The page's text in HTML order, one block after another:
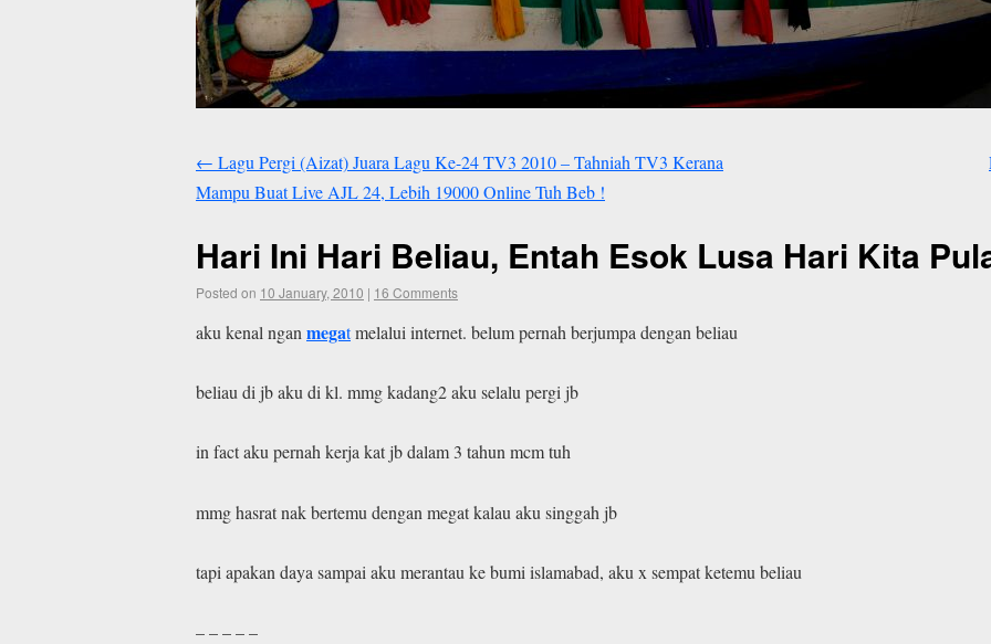
← Lagu Pergi (Aizat) Juara Lagu Ke-24 TV3 2010 – Tahniah TV3 Kerana
Mampu Buat Live AJL 24, Lebih 19000 Online Tuh Beb !
Hari Ini Hari Beliau, Entah Esok Lusa Hari Kita
Posted on 10 January, 2010 | 16 Comments
aku kenal ngan megatmelalui internet. belum pernah berjumpa dengan beliau
beliau di jb aku di kl. mmg kadang2 aku selalu pergi jb
in fact aku pernah kerja kat jb dalam 3 tahun mcm tuh
mmg hasrat nak bertemu dengan megat kalau aku singgah jb
tapi apakan daya sampai aku merantau ke bumi islamabad, aku x sempat ketemu beliau
– – – – –